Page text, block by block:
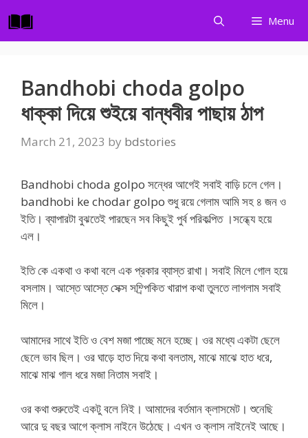
to
content
Menu
Bandhobi choda golpo
ধাক্কা দিয়ে শুইয়ে বান্ধবীর পাছায় ঠাপ
March 21, 2023 by bdstories
Bandhobi choda golpo সন্ধের আগেই সবাই বাড়ি চলে গেল।
bandhobi ke chodar golpo শুধু রয়ে গেলাম আমি সহ ৪ জন ও
ইতি। ব্যাপারটা বুঝতেই পারছেন সব কিছুই পুর্ব পরিকল্পিত ।সন্ধ্যে হয়ে
এল।
ইতি কে একথা ও কথা বলে এক প্রকার ব্যাস্ত রাখা। সবাই মিলে গোল হয়ে
বসলাম। আস্তে আস্তে সেক্স সম্র্পিকিত খারাপ কথা তুলতে লাগলাম সবাই
মিলে।
আমাদের সাথে ইতি ও বেশ মজা পাচ্ছে মনে হচ্ছে। ওর মধ্যে একটা ছেলে
ছেলে ভাব ছিল। ওর ঘাড়ে হাত দিয়ে কথা বলতাম, মাঝে মাঝে হাত ধরে,
মাঝে মাঝ গাল ধরে মজা নিতাম সবাই।
ওর কথা শুরুতেই একটু বলে নিই। আমাদের বর্তমান ক্লাসমেট। শুনেছি
আরে দু বছর আগে ক্লাস নাইনে উঠেছে। এখন ও ক্লাস নাইনেই আছে।